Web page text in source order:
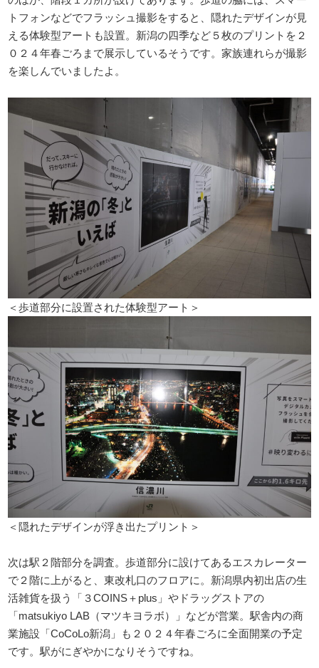
トフォンなどでフラッシュ撮影をすると、隠れたデザインが見
える体験型アートも設置。新潟の四季など５枚のプリントを２
０２４年春ごろまで展示しているそうです。家族連れらが撮影
を楽しんでいましたよ。
＜歩道部分に設置された体験型アート＞
＜隠れたデザインが浮き出たプリント＞
次は駅２階部分を調査。歩道部分に設けてあるエスカレーター
で２階に上がると、東改札口のフロアに。新潟県内初出店の生
活雑貨を扱う「３COINS＋plus」やドラッグストアの
「matsukiyo LAB（マツキヨラボ）」などが営業。駅舎内の商
業施設「CoCoLo新潟」も２０２４年春ごろに全面開業の予定
です。駅がにぎやかになりそうですね。